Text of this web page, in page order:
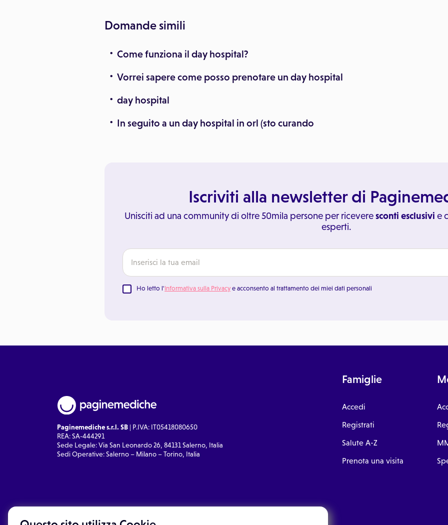
Domande simili
Come funziona il day hospital?
Vorrei sapere come posso prenotare un day hospital
day hospital
In seguito a un day hospital in orl (sto curando
Iscriviti alla newsletter di
Unisciti ad una community di oltre 50mila persone per riceveresconti esclusivi e
esperti.
Ho letto l'Informativa sulla Privacy e acconsento al trattamento dei miei dati personali
Paginemediche s.r.l. SB | P.IVA: IT05418080650
REA: SA-444291
Sede Legale: Via San Leonardo 26, 84131 Salerno, Italia
Sedi Operative: Salerno – Milano – Torino, Italia
Famiglie
Accedi
Registrati
Salute A-Z
Prenota una visita